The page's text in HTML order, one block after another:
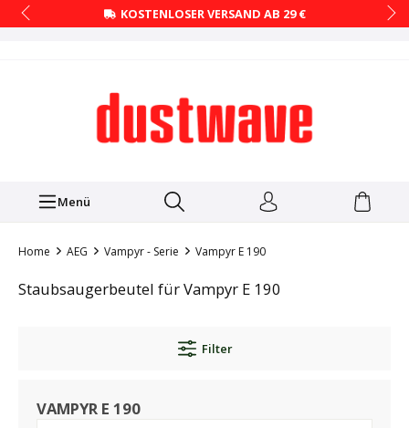
KOSTENLOSER VERSAND AB 29 €
Menü
Home AEG Vampyr - Serie Vampyr E 190
Staubsaugerbeutel für Vampyr E 190
Filter
VAMPYR E 190